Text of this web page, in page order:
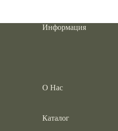
Информация
О Нас
Каталог